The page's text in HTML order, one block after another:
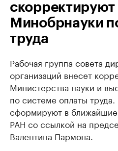
Минобрнауки
труда
Рабочая группа совета
организаций внесет
Министерства науки и
по системе оплаты
сформируют в
РАН со ссылкой на
Валентина Пармона.